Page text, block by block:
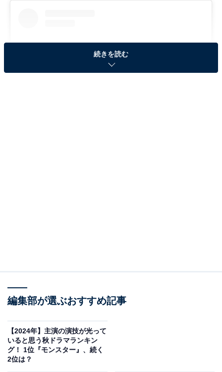
2位に選ばれたのは『相棒 season23』（テレビ朝日系）
です。2002年10月に連続ドラマ化された『相棒』の新シ
豊さん演じる杉下右京と、寺脇康文さん演じる亀山薫の
黄金コンビが復活して3シーズン目の作品となります。
続きを読む
編集部が選ぶおすすめ記事
【2024年】主演の演技が光って
いると思う秋ドラマランキン
グ！ 1位『モンスター』、続く
2位は？